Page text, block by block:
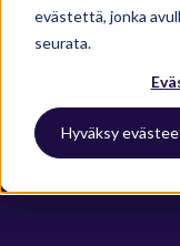
evästettä, jonka
seurata.
Hyväksy
Meistä
Lataa
valmislaitteiden